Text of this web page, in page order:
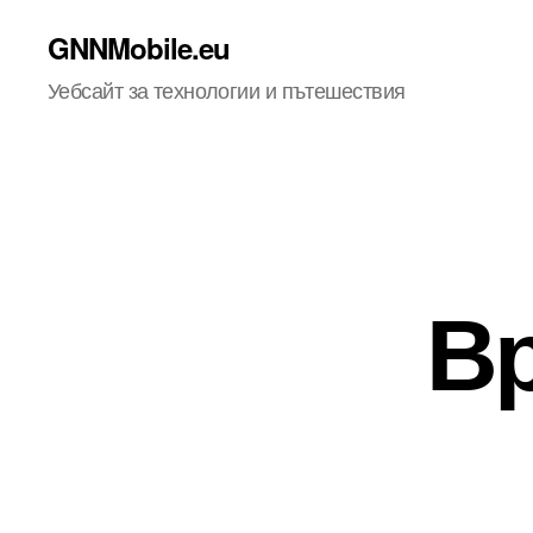
GNNMobile.eu
Уебсайт за технологии и пътешествия